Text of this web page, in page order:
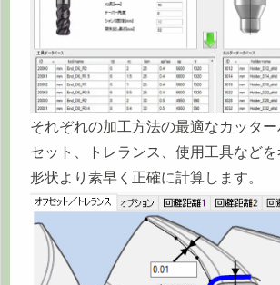
それぞれの加工方法の最適なカッタ
セット、トレランス、使用工具など
形状より素早く正確に計算します。